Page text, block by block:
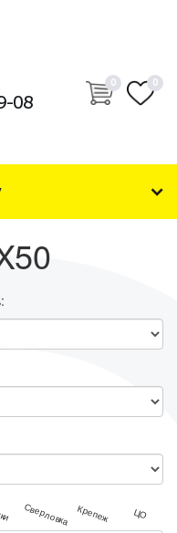
08
0 0
Сверловка Крепеж ЦО